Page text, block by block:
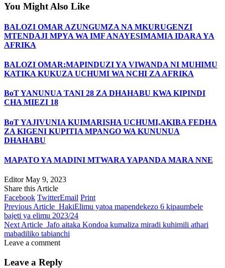
You Might Also Like
BALOZI OMAR AZUNGUMZA NA MKURUGENZI
MTENDAJI MPYA WA IMF ANAYESIMAMIA IDARA YA
AFRIKA
BALOZI OMAR:MAPINDUZI YA VIWANDA NI MUHIMU
KATIKA KUKUZA UCHUMI WA NCHI ZA AFRIKA
BoT YANUNUA TANI 28 ZA DHAHABU KWA KIPINDI
CHA MIEZI 18
BoT YAJIVUNIA KUIMARISHA UCHUMI,AKIBA FEDHA
ZA KIGENI KUPITIA MPANGO WA KUNUNUA
DHAHABU
MAPATO YA MADINI MTWARA YAPANDA MARA NNE
Editor May 9, 2023
Share this Article
Facebook TwitterEmail Print
Previous Article HakiElimu yatoa mapendekezo 6 kipaumbele
bajeti ya elimu 2023/24
Next Article Jafo aitaka Kondoa kumaliza miradi kuhimili athari
mabadiliko tabianchi
Leave a comment
Leave a Reply